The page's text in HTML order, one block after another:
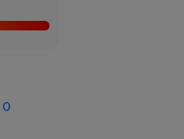
0